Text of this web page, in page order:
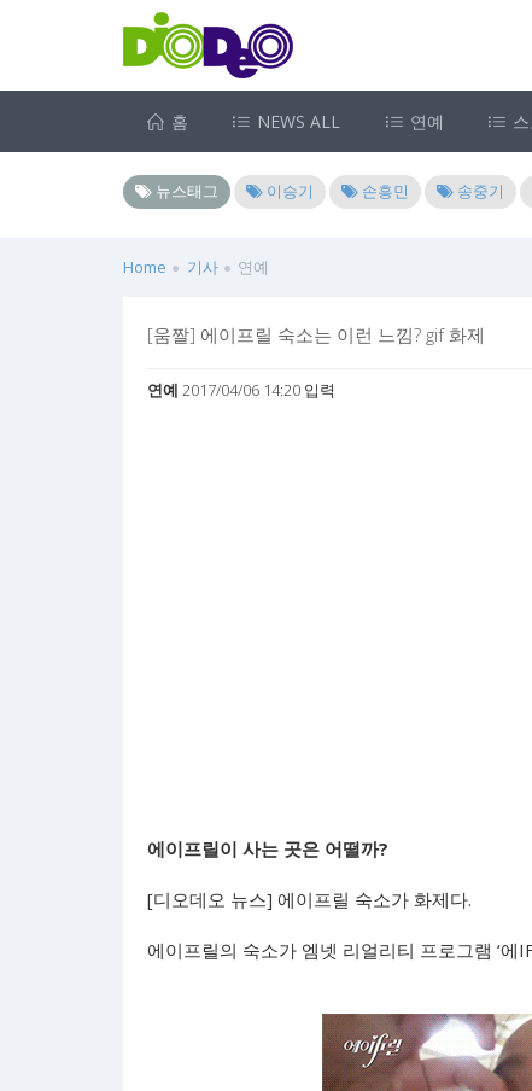
홈 NEWS ALL 연예
뉴스태그 이승기 손흥민 송중기
Home 기사 연예
[움짤] 에이프릴 숙소는 이런 느낌? gif 화제
연예 2017/04/06 14:20 입력
에이프릴이 사는 곳은 어떨까?
[디오데오 뉴스] 에이프릴 숙소가 화제다.
에이프릴의 숙소가 엠넷 리얼리티 프로그램 ‘에